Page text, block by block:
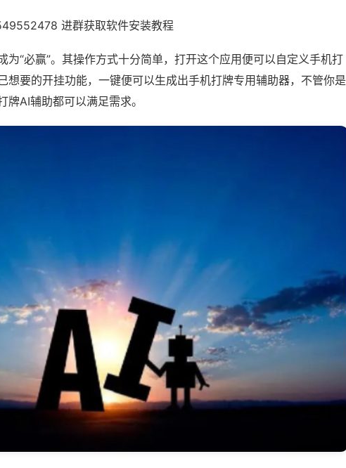
进群获取软件安装教程
为“必赢”。其操作方式十分简单，打开这个应用便可以自定义手机打
想要的开挂功能，一键便可以生成出手机打牌专用辅助器，不管你是
AI辅助都可以满足需求。